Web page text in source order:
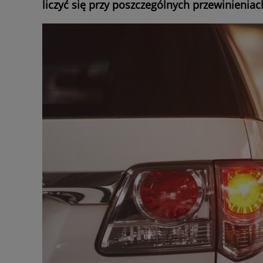
liczyć się przy poszczególnych